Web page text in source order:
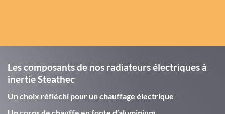
Les composants de nos radiateurs électriques à
inertie Steathec
Un choix réfléchi pour un chauffage électrique